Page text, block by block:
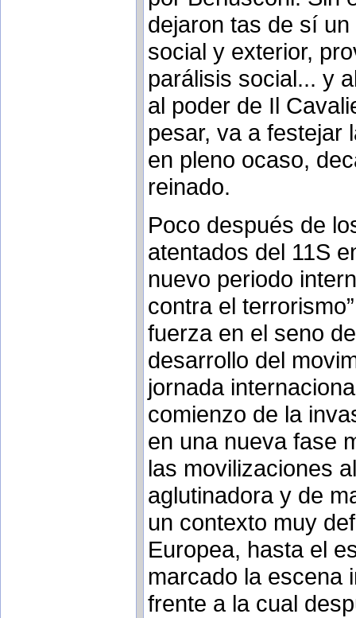
dejaron tas de sí
social y exterior,
parálisis social... y
al poder de Il
pesar, va a festejar
en pleno ocaso,
reinado.
Poco después de
atentados del 11S
nuevo periodo
contra el
fuerza en el seno
desarrollo del
jornada
comienzo de la
en una nueva fase
las movilizaciones
aglutinadora y de
un contexto muy
Europea, hasta el
marcado la escena
frente a la cual